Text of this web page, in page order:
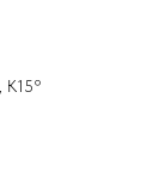
К15°